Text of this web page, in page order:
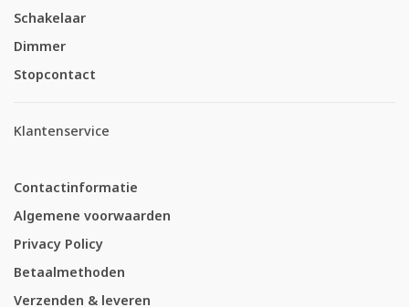
Schakelaar
Dimmer
Stopcontact
Klantenservice
Contactinformatie
Algemene voorwaarden
Privacy Policy
Betaalmethoden
Verzenden & leveren